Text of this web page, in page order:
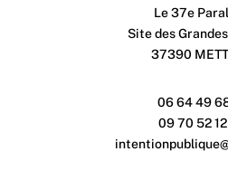
Le 37e
Site des
37390
06 64 49
09 70 52